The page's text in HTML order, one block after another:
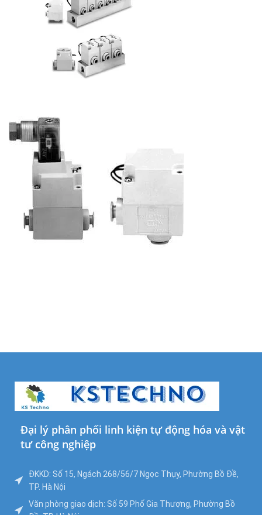
Đại lý phân phối linh kiện tự động hóa và vật
tư công nghiệp
ĐKKD: Số 15, Ngách 268/56/7 Ngọc Thụy, Phường Bồ Đề,
TP. Hà Nội
Văn phòng giao dịch: Số 59 Phố Gia Thượng, Phường Bồ